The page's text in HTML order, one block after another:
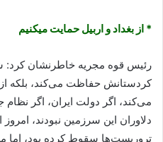
* از بغداد و اربیل حمایت می‎کنیم
رئیس قوه مجریه خاطرنشان کرد:
کردستانش حفاظت می‌کند، بلکه
می‌کند، اگر دولت ایران، اگر نظام
دلاوران این سرزمین نبودند،
تروریست‌ها سقوط کرده بود، اما